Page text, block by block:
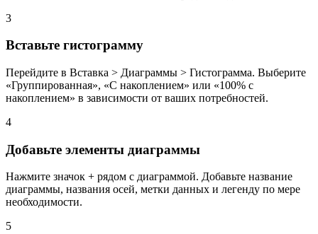
3
Вставьте гистограмму
Перейдите в Вставка > Диаграммы > Гистограмма. Выберите
«Группированная», «С накоплением» или «100% с
накоплением» в зависимости от ваших потребностей.
4
Добавьте элементы диаграммы
Нажмите значок + рядом с диаграммой. Добавьте название
диаграммы, названия осей, метки данных и легенду по мере
необходимости.
5